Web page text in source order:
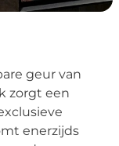
geur van
zorgt een
enerzijds